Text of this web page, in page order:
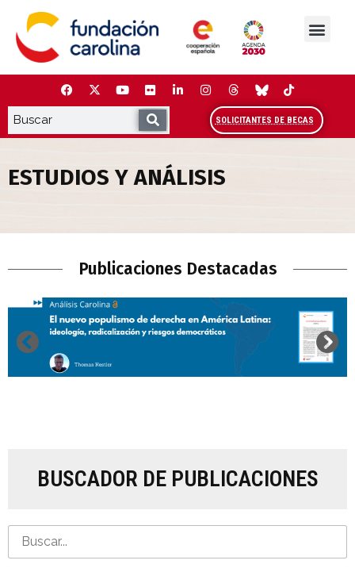
contenido
SOLICITANTES DE BECAS
ESTUDIOS Y ANÁLISIS
Publicaciones Destacadas
BUSCADOR DE PUBLICACIONES